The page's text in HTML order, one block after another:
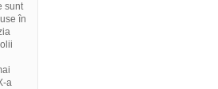
sunt
în
a